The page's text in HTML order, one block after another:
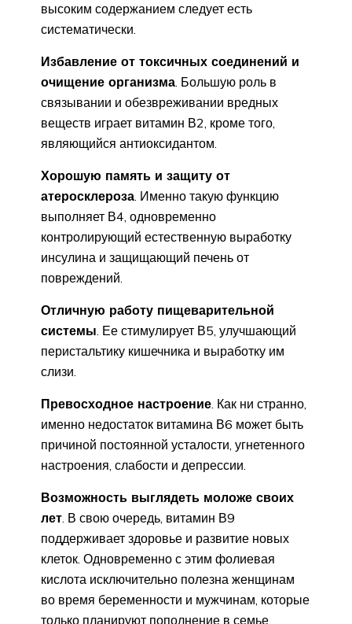
высоким содержанием следует есть
систематически.
Избавление от токсичных соединений и
очищение организма. Большую роль в
связывании и обезвреживании вредных
веществ играет витамин В2, кроме того,
являющийся антиоксидантом.
Хорошую память и защиту от
атеросклероза. Именно такую функцию
выполняет В4, одновременно
контролирующий естественную выработку
инсулина и защищающий печень от
повреждений.
Отличную работу пищеварительной
системы. Ее стимулирует В5, улучшающий
перистальтику кишечника и выработку им
слизи.
Превосходное настроение. Как ни странно,
именно недостаток витамина В6 может быть
причиной постоянной усталости, угнетенного
настроения, слабости и депрессии.
Возможность выглядеть моложе своих
лет. В свою очередь, витамин В9
поддерживает здоровье и развитие новых
клеток. Одновременно с этим фолиевая
кислота исключительно полезна женщинам
во время беременности и мужчинам, которые
только планируют пополнение в семье.